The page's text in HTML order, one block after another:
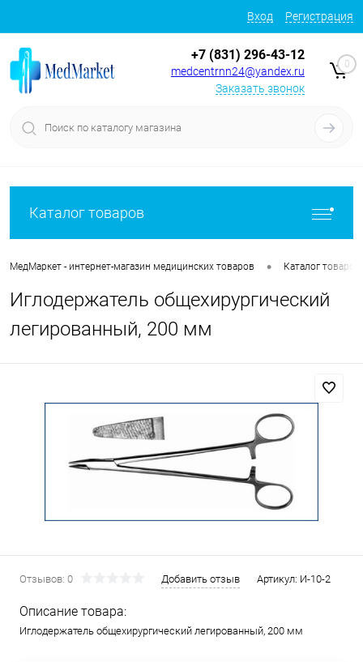
Вход Регистрация
+7 (831) 296-43-12
medcentrnn24@yandex.ru
Заказать звонок
0
Каталог товаров
МедМаркет - интернет-магазин медицинских товаров • Каталог товаров
Иглодержатель общехирургический
легированный, 200 мм
Отзывов: 0 Добавить отзыв Артикул: И-10-2
Описание товара:
Иглодержатель общехирургический легированный, 200 мм